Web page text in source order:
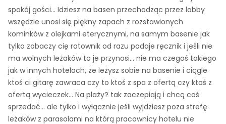
spokój gości... Idziesz na basen przechodząc przez lobby
wszędzie unosi się piękny zapach z rozstawionych
kominków z olejkami eterycznymi, na samym basenie jak
tylko zobaczy cię ratownik od razu podaje ręcznik i jeśli nie
ma wolnych leżaków to je przynosi... nie ma czegoś takiego
jak w innych hotelach, że leżysz sobie na basenie i ciągle
ktoś ci gitarę zawraca czy to ktoś z spa z ofertą czy ktoś z
ofertą wycieczek... Na plaży? tak zaczepiają i chcą coś
sprzedać... ale tylko i wyłącznie jeśli wyjdziesz poza strefę
leżaków z parasolami na którą pracownicy hotelu nie